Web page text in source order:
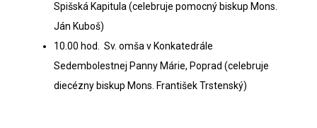
Spišská Kapitula (celebruje pomocný biskup Mons.
Ján Kuboš)
10.00 hod. Sv. omša v Konkatedrále
Sedembolestnej Panny Márie, Poprad (celebruje
diecézny biskup Mons. František Trstenský)